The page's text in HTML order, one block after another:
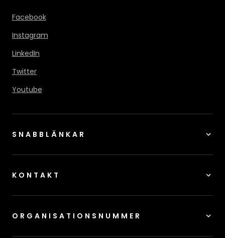
Facebook
Instagram
LinkedIn
Twitter
Youtube
SNABBLÄNKAR
KONTAKT
ORGANISATIONSNUMMER